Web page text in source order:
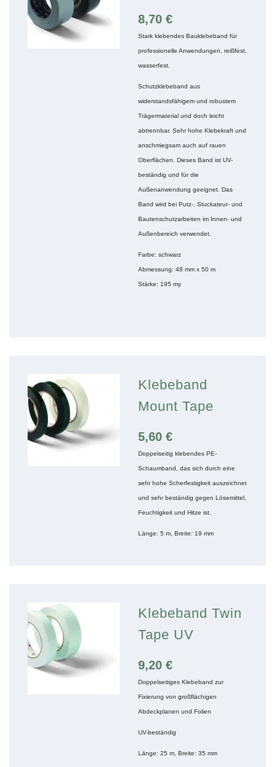
8,70 €
Stark klebendes Bauklebeband für
professionelle Anwendungen, reißfest,
wasserfest.
Schutzklebeband aus
widerstandsfähigem und robustem
Trägermaterial und doch leicht
abtrennbar. Sehr hohe Klebekraft und
anschmiegsam auch auf rauen
Oberflächen. Dieses Band ist UV-
beständig und für die
Außenanwendung geeignet. Das
Band wird bei Putz-, Stuckateur- und
Bautenschutzarbeiten im Innen- und
Außenbereich verwendet.
Farbe: schwarz
Abmessung: 48 mm x 50 m
Stärke: 195 my
Klebeband
Mount Tape
5,60 €
Doppelseitig klebendes PE-
Schaumband, das sich durch eine
sehr hohe Scherfestigkeit auszeichnet
und sehr beständig gegen Lösemittel,
Feuchtigkeit und Hitze ist.
Länge: 5 m, Breite: 19 mm
Klebeband Twin
Tape UV
9,20 €
Doppelseitiges Klebeband zur
Fixierung von großflächigen
Abdeckplanen und Folien
UV-beständig
Länge: 25 m, Breite: 35 mm